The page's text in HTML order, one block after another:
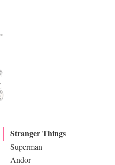
Stranger Things
Superman
Andor